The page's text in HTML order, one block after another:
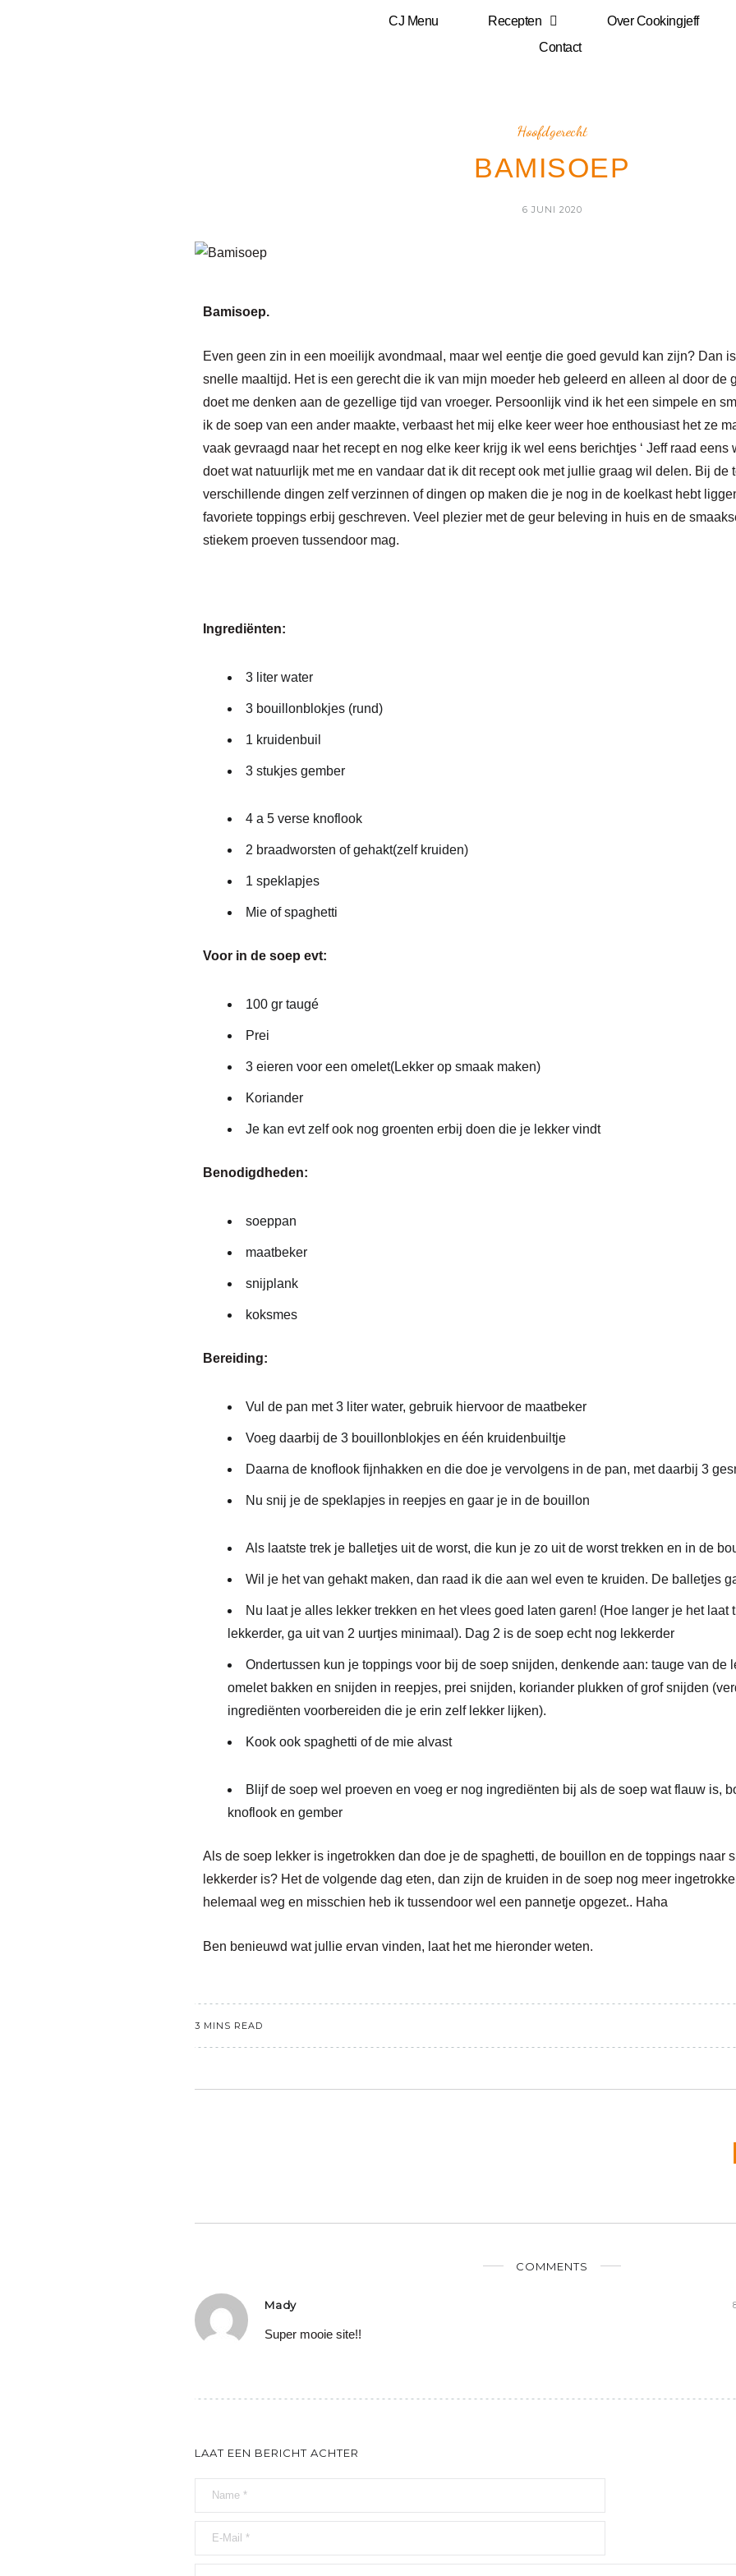
CJ Menu Recepten
Over Cookingjeff
Contact
Hoofdgerecht
BAMISOEP
6 JUNI 2020
Bamisoep.
Even geen zin in een moeilijk avondmaal, maar wel eentje die goed gevuld kan zijn? Dan
snelle maaltijd. Het is een gerecht die ik van mijn moeder heb geleerd en alleen al door de
doet me denken aan de gezellige tijd van vroeger. Persoonlijk vind ik het een simpele en
ik de soep van een ander maakte, verbaast het mij elke keer weer hoe enthousiast het ze
vaak gevraagd naar het recept en nog elke keer krijg ik wel eens berichtjes ‘ Jeffraad eens
doet wat natuurlijk met me en vandaar dat ik dit receptook met jullie graag wil delen. Bij de
verschillende dingen zelf verzinnen of dingen op maken die je nog in de koelkast hebt
favoriete toppings erbij geschreven. Veel plezier met de geur beleving in huis en de
stiekem proeven tussendoor mag.
Ingrediënten:
3 liter water
3 bouillonblokjes (rund)
1 kruidenbuil
3 stukjes gember
4 a 5 verse knoflook
2 braadworsten of gehakt(zelf kruiden)
1 speklapjes
Mie of spaghetti
Voor in de soep evt:
100 gr taugé
Prei
3 eieren voor een omelet(Lekker op smaak maken)
Koriander
Je kan evt zelf ook nog groenten erbij doen die je lekker vindt
Benodigdheden:
soeppan
maatbeker
snijplank
koksmes
Bereiding:
Vul de pan met 3 liter water, gebruik hiervoor de maatbeker
Voeg daarbij de 3 bouillonblokjes en één kruidenbuiltje
Daarna de knoflook fijnhakken en die doe je vervolgens in de pan, met daarbij 3
Nu snij je de speklapjes in reepjes en gaar je in de bouillon
Als laatste trek je balletjes uit de worst, die kun je zo uit de worst trekken en in de
Wil je het van gehakt maken, dan raad ik die aan wel even te kruiden. De balletjes
Nu laat je alles lekker trekken en het vlees goed laten garen! (Hoe langer je het laat
lekkerder, ga uit van 2 uurtjes minimaal). Dag 2 is de soep echt nog lekkerder
Ondertussen kun je toppings voor bij de soep snijden, denkende aan: tauge van de
omelet bakken en snijden in reepjes, prei snijden, koriander plukken of grof snijden
ingrediënten voorbereiden die je erin zelf lekker lijken).
Kook ook spaghetti of de mie alvast
Blijfde soep wel proeven en voeg er nog ingrediënten bij als de soep wat flauw is,
knoflook en gember
Als de soep lekker is ingetrokken dan doe je de spaghetti, de bouillon en de toppings naar
lekkerder is? Het de volgende dag eten, dan zijn de kruiden in de soep nog meer
helemaal weg en misschien heb ik tussendoor wel een pannetje opgezet.. Haha
Ben benieuwd wat jullie ervan vinden, laat het me hieronder weten.
3 MINS READ
COMMENTS
Mady
Super mooie site!!
LAAT EEN BERICHT ACHTER